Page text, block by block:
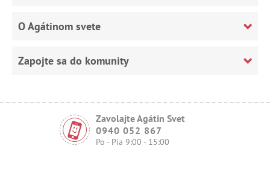
O Agátinom svete
Zapojte sa do komunity
Zavolajte Agátin Svet
0940 052 867
Po - Pia 9:00 - 15:00